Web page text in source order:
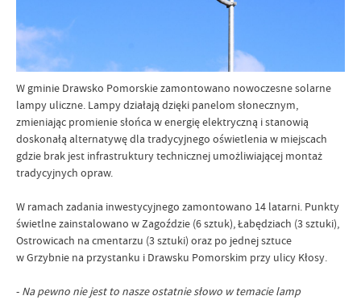
W gminie Drawsko Pomorskie zamontowano nowoczesne solarne
lampy uliczne. Lampy działają dzięki panelom słonecznym,
zmieniając promienie słońca w energię elektryczną i stanowią
doskonałą alternatywę dla tradycyjnego oświetlenia w miejscach
gdzie brak jest infrastruktury technicznej umożliwiającej montaż
tradycyjnych opraw.
W ramach zadania inwestycyjnego zamontowano 14 latarni. Punkty
świetlne zainstalowano w Zagoździe (6 sztuk), Łabędziach (3 sztuki),
Ostrowicach na cmentarzu (3 sztuki) oraz po jednej sztuce
w Grzybnie na przystanku i Drawsku Pomorskim przy ulicy Kłosy.
- Na pewno nie jest to nasze ostatnie słowo w temacie lamp